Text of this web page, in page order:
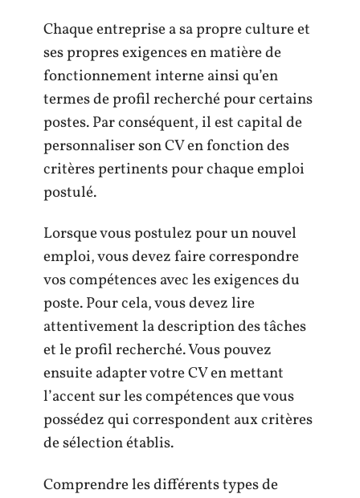
Chaque entreprise a sa propre culture et
ses propres exigences en matière de
fonctionnement interne ainsi qu’en
termes de profil recherché pour certains
postes. Par conséquent, il est capital de
personnaliser son CV en fonction des
critères pertinents pour chaque emploi
postulé.
Lorsque vous postulez pour un nouvel
emploi, vous devez faire correspondre
vos compétences avec les exigences du
poste. Pour cela, vous devez lire
attentivement la description des tâches
et le profil recherché. Vous pouvez
ensuite adapter votre CV en mettant
l’accent sur les compétences que vous
possédez qui correspondent aux critères
de sélection établis.
Comprendre les différents types de